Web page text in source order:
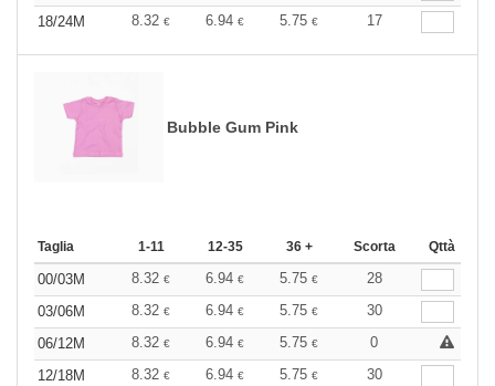
18/24M
8.32 € 6.94 € 5.75 € 17
Bubble Gum Pink
Taglia 1-11 12-35 36 + Scorta Qttà
00/03M 8.32 € 6.94 € 5.75 €
28
03/06M
8.32 € 6.94 € 5.75 €
30
06/12M
8.32 € 6.94 € 5.75 €
0
12/18M
8.32 € 6.94 € 5.75 €
30